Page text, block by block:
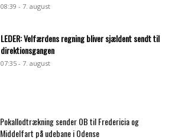
08:39 - 7. august
LEDER: Velfærdens regning bliver sjældent sendt til
direktionsgangen
07:35 - 7. august
Pokallodtrækning sender OB til Fredericia og
Middelfart på udebane i Odense